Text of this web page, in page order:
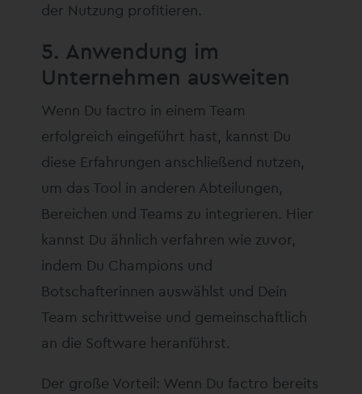
der Nutzung profitieren.
5. Anwendung im
Unternehmen ausweiten
Wenn Du factro in einem Team
erfolgreich eingeführt hast, kannst Du
diese Erfahrungen anschließend nutzen,
um das Tool in anderen Abteilungen,
Bereichen und Teams zu integrieren. Hier
kannst Du ähnlich verfahren wie zuvor,
indem Du Champions und
Botschafterinnen auswählst und Dein
Team schrittweise und gemeinschaftlich
an die Software heranführst.
Der große Vorteil: Wenn Du factro bereits